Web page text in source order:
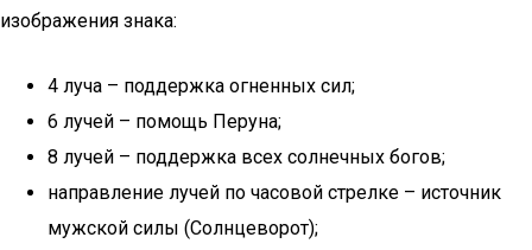
изображения знака:
4 луча – поддержка огненных сил;
6 лучей – помощь Перуна;
8 лучей – поддержка всех солнечных богов;
направление лучей по часовой стрелке – источник
мужской силы (Солнцеворот);